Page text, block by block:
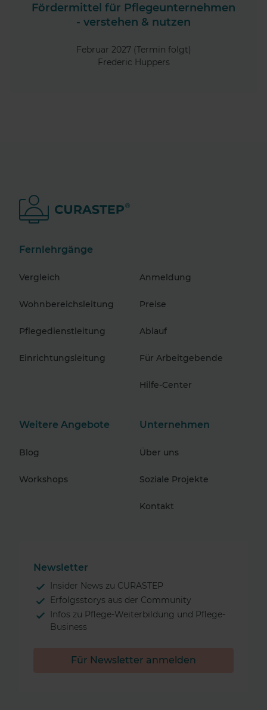
Fördermittel für Pflegeunternehmen
- verstehen & nutzen
Februar 2027 (Termin folgt)
Frederic Huppers
Fernlehrgänge
Vergleich
Wohnbereichsleitung
Pflegedienstleitung
Einrichtungsleitung
Anmeldung
Preise
Ablauf
Für Arbeitgebende
Hilfe-Center
Weitere Angebote
Blog
Workshops
Unternehmen
Über uns
Soziale Projekte
Kontakt
Newsletter
Insider News zu CURASTEP
Erfolgsstorys aus der Community
Infos zu Pflege-Weiterbildung und Pflege-
Business
Für Newsletter anmelden